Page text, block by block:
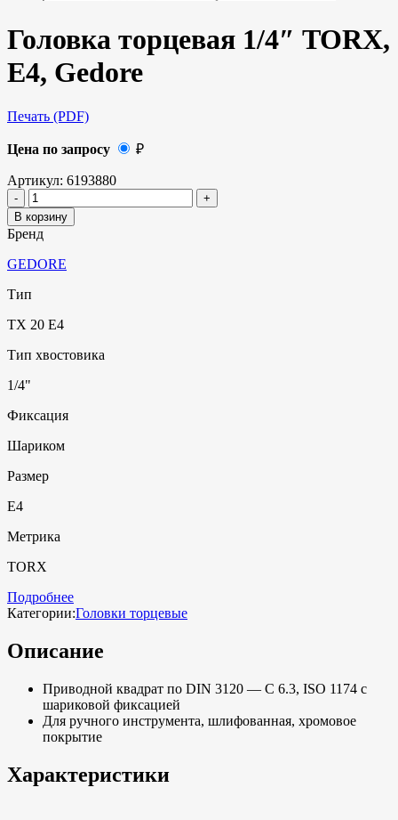
Головка торцевая 1/4″ TORX,
E4, Gedore
Печать (PDF)
Цена по запросу ₽
Артикул: 6193880
В корзину
Бренд
GEDORE
Тип
TX 20 E4
Тип хвостовика
1/4"
Фиксация
Шариком
Размер
E4
Метрика
TORX
Подробнее
Категории:Головки торцевые
Описание
Приводной квадрат по DIN 3120 — C 6.3, ISO 1174 с
шариковой фиксацией
Для ручного инструмента, шлифованная, хромовое
покрытие
Характеристики